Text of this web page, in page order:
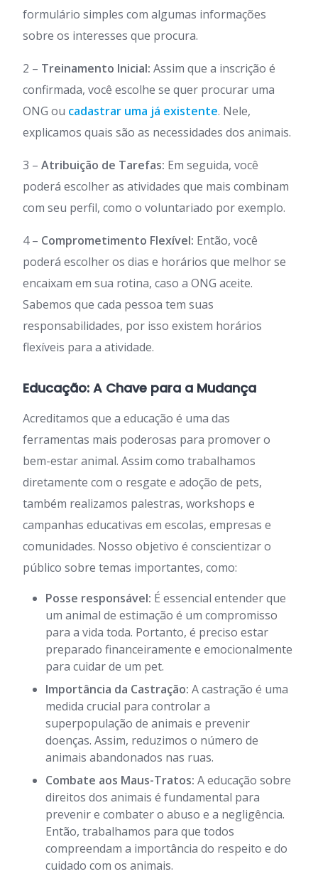
formulário simples com algumas informações
sobre os interesses que procura.
2 – Treinamento Inicial: Assim que a inscrição é
confirmada, você escolhe se quer procurar uma
ONG ou cadastrar uma já existente. Nele,
explicamos quais são as necessidades dos animais.
3 – Atribuição de Tarefas: Em seguida, você
poderá escolher as atividades que mais combinam
com seu perfil, como o voluntariado por exemplo.
4 – Comprometimento Flexível: Então, você
poderá escolher os dias e horários que melhor se
encaixam em sua rotina, caso a ONG aceite.
Sabemos que cada pessoa tem suas
responsabilidades, por isso existem horários
flexíveis para a atividade.
Educação: A Chave para a Mudança
Acreditamos que a educação é uma das
ferramentas mais poderosas para promover o
bem-estar animal. Assim como trabalhamos
diretamente com o resgate e adoção de pets,
também realizamos palestras, workshops e
campanhas educativas em escolas, empresas e
comunidades. Nosso objetivo é conscientizar o
público sobre temas importantes, como:
Posse responsável: É essencial entender que
um animal de estimação é um compromisso
para a vida toda. Portanto, é preciso estar
preparado financeiramente e emocionalmente
para cuidar de um pet.
Importância da Castração: A castração é uma
medida crucial para controlar a
superpopulação de animais e prevenir
doenças. Assim, reduzimos o número de
animais abandonados nas ruas.
Combate aos Maus-Tratos: A educação sobre
direitos dos animais é fundamental para
prevenir e combater o abuso e a negligência.
Então, trabalhamos para que todos
compreendam a importância do respeito e do
cuidado com os animais.